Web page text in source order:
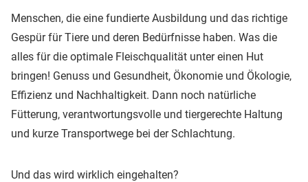
Menschen, die eine fundierte Ausbildung und das richtige
Gespür für Tiere und deren Bedürfnisse haben. Was die
alles für die optimale Fleischqualität unter einen Hut
bringen! Genuss und Gesundheit, Ökonomie und Ökologie,
Effizienz und Nachhaltigkeit. Dann noch natürliche
Fütterung, verantwortungsvolle und tiergerechte Haltung
und kurze Transportwege bei der Schlachtung.
Und das wird wirklich eingehalten?